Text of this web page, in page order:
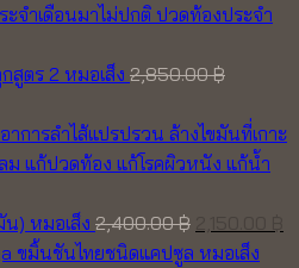
สูตร 2 หมอเส็ง 2,850.00฿
น) หมอเส็ง 2,400.00฿
price